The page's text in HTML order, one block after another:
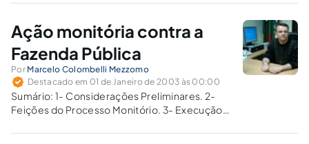
Ação monitória contra a
Fazenda Pública
Por Marcelo Colombelli Mezzomo
Destacado em 01 de Janeiro de 2003 às 00:00
Sumário: 1- Considerações Preliminares. 2-
Feições do Processo Monitório. 3- Execução
necessário. 5- Processo Monitório e Fazenda